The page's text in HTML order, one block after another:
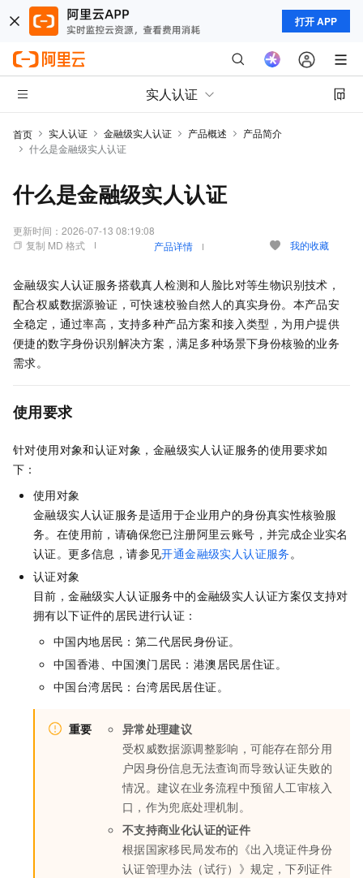
打开 APP
实人认证
首页 实人认证 金融级实人认证 产品概述
产品简介
什么是金融级实人认证
什么是金融级实人认证
更新时间： 2026-07-13 08:19:08
复制 MD 格式
产品详情 我的收藏
金融级实人认证服务搭载真人检测和人脸比对等生物识别技术，
配合权威数据源验证，可快速校验自然人的真实身份。本产品安
全稳定，通过率高，支持多种产品方案和接入类型，为用户提供
便捷的数字身份识别解决方案，满足多种场景下身份核验的业务
需求。
使用要求
针对使用对象和认证对象， 金融级实人认证服务的使用要求如
下：
使用对象
金融级实人认证服务是适用于企业用户的身份真实性核验服
务。在使用前，请确保您已注册阿里云账号，并完成企业实名
认证。更多信息，请参见开通金融级实人认证服务。
认证对象
目前，金融级实人认证服务中的金融级实人认证方案仅支持对
拥有以下证件的居民进行认证：
中国内地居民：第二代居民身份证。
中国香港、中国澳门居民：港澳居民居住证。
中国台湾居民：台湾居民居住证。
重要
异常处理建议
受权威数据源调整影响，可能存在部分用
户因身份信息无法查询而导致认证失败的
情况。建议在业务流程中预留人工审核入
口，作为兜底处理机制。
不支持商业化认证的证件
根据国家移民局发布的《出入境证件身份
认证管理办法（试行）》规定，下列证件